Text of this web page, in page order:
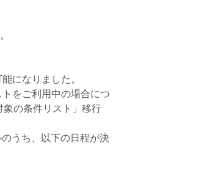
になりました。
をご利用中の場合につ
象の条件リスト」移行
うち、以下の日程が決